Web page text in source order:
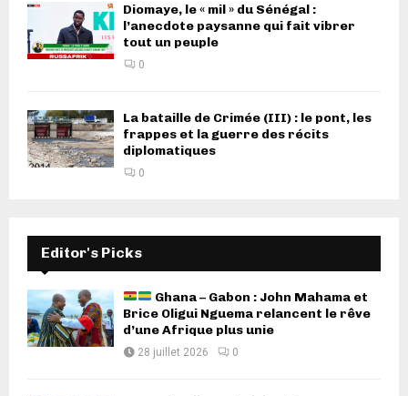
Diomaye, le « mil » du Sénégal :
l’anecdote paysanne qui fait vibrer
tout un peuple
0
La bataille de Crimée (III) : le pont, les
frappes et la guerre des récits
diplomatiques
0
Editor's Picks
Ghana – Gabon : John Mahama et
Brice Oligui Nguema relancent le rêve
d’une Afrique plus unie
28 juillet 2026 0